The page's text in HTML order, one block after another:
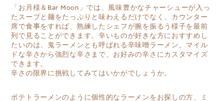
「お月様＆Bar Moon」では、風味豊かなチャーシューが入っ
たスープと麺をたっぷりと味わえるだけでなく、カウンター
席で食事をすれば、熟練したシェフが腕を振るう様子を最前
列で見ることができます。辛いものが好きな方におすすめし
たいのは、鬼ラーメンとも呼ばれる辛味噌ラーメン。マイル
ドな辛さから強烈な辛さまで、お好みの辛さにカスタマイズ
できます。
辛さの限界に挑戦してみてはいかがでしょうか。
ポテトラーメンのように個性的なラーメンをお探しの方、ミ